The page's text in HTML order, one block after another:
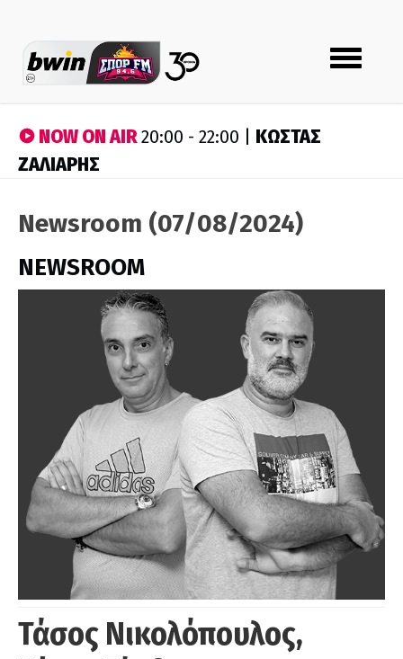
Toggle
navigation
NOW ON AIR20:00 - 22:00 | ΚΩΣΤΑΣ
ΖΑΛΙΑΡΗΣ
Newsroom (07/08/2024)
NEWSROOM
Τάσος Νικολόπουλος,